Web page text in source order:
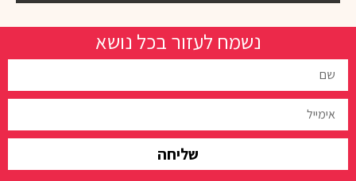
נשמח לעזור בכל נושא
שליחה